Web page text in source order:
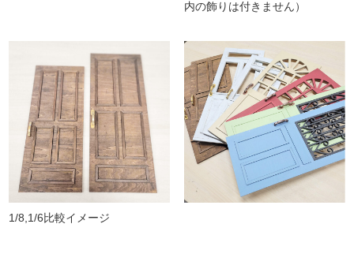
内の飾りは付きません）
1/8,1/6比較イメージ